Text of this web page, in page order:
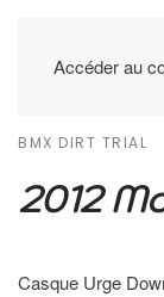
Accéder au
BMX DIRT TRIAL
2012
Casque Urge